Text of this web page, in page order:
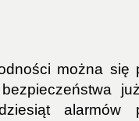
można się
alarmów